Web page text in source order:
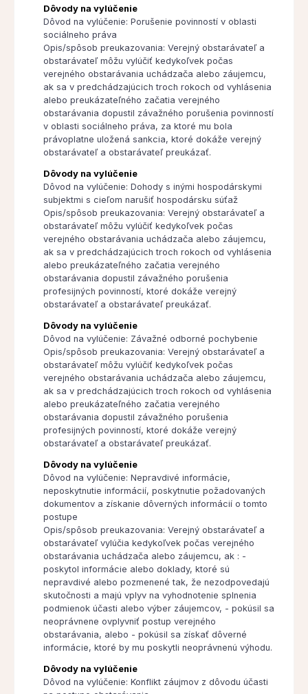
Dôvody na vylúčenie
Dôvod na vylúčenie: Porušenie povinností v oblasti
sociálneho práva
Opis/spôsob preukazovania: Verejný obstarávateľ a
obstarávateľ môžu vylúčiť kedykoľvek počas
verejného obstarávania uchádzača alebo záujemcu,
ak sa v predchádzajúcich troch rokoch od vyhlásenia
alebo preukázateľného začatia verejného
obstarávania dopustil závažného porušenia povinností
v oblasti sociálneho práva, za ktoré mu bola
právoplatne uložená sankcia, ktoré dokáže verejný
obstarávateľ a obstarávateľ preukázať.
Dôvody na vylúčenie
Dôvod na vylúčenie: Dohody s inými hospodárskymi
subjektmi s cieľom narušiť hospodársku súťaž
Opis/spôsob preukazovania: Verejný obstarávateľ a
obstarávateľ môžu vylúčiť kedykoľvek počas
verejného obstarávania uchádzača alebo záujemcu,
ak sa v predchádzajúcich troch rokoch od vyhlásenia
alebo preukázateľného začatia verejného
obstarávania dopustil závažného porušenia
profesijných povinností, ktoré dokáže verejný
obstarávateľ a obstarávateľ preukázať.
Dôvody na vylúčenie
Dôvod na vylúčenie: Závažné odborné pochybenie
Opis/spôsob preukazovania: Verejný obstarávateľ a
obstarávateľ môžu vylúčiť kedykoľvek počas
verejného obstarávania uchádzača alebo záujemcu,
ak sa v predchádzajúcich troch rokoch od vyhlásenia
alebo preukázateľného začatia verejného
obstarávania dopustil závažného porušenia
profesijných povinností, ktoré dokáže verejný
obstarávateľ a obstarávateľ preukázať.
Dôvody na vylúčenie
Dôvod na vylúčenie: Nepravdivé informácie,
neposkytnutie informácií, poskytnutie požadovaných
dokumentov a získanie dôverných informácií o tomto
postupe
Opis/spôsob preukazovania: Verejný obstarávateľ a
obstarávateľ vylúčia kedykoľvek počas verejného
obstarávania uchádzača alebo záujemcu, ak : -
poskytol informácie alebo doklady, ktoré sú
nepravdivé alebo pozmenené tak, že nezodpovedajú
skutočnosti a majú vplyv na vyhodnotenie splnenia
podmienok účasti alebo výber záujemcov, - pokúsil sa
neoprávnene ovplyvniť postup verejného
obstarávania, alebo - pokúsil sa získať dôverné
informácie, ktoré by mu poskytli neoprávnenú výhodu.
Dôvody na vylúčenie
Dôvod na vylúčenie: Konflikt záujmov z dôvodu účasti